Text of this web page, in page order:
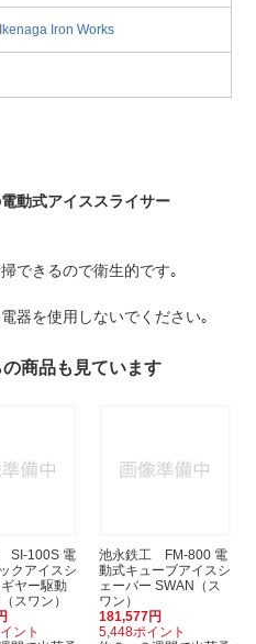
Iron Works
動式アイススライサー
できるので衛生的です｡
器を使用しないでください｡
商品も見ています
SI-100S 電
クアイスシ
ヤー駆動
スワン）
ント
池永鉄工 FM-800 電
動式キューブアイスシ
ェーバー SWAN（ス
ワン）
181,577円
5,448ポイント